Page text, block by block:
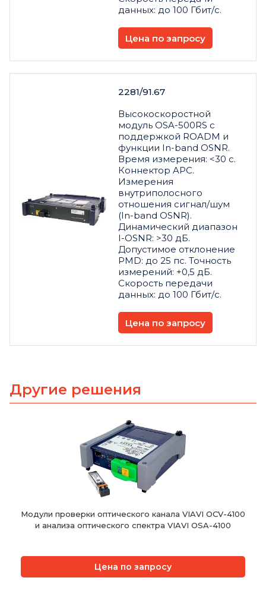
данных: до 100 Гбит/с.
Цена по запросу
2281/91.67
Высокоскоростной
модуль OSA-500RS с
поддержкой ROADM и
функции In-band OSNR.
Время измерения: <30 c.
Коннектор APC.
Измерения
внутриполосного
отношения сигнал/шум
(In-band OSNR).
Динамический диапазон
I-OSNR: >30 дБ.
Допустимое отклонение
PMD: до 25 пс. Точность
измерений: +0,5 дБ.
Скорость передачи
данных: до 100 Гбит/с.
Цена по запросу
Другие решения
Модули проверки оптического канала VIAVI OCV-4100
и анализа оптического спектра VIAVI OSA-4100
Цена по запросу